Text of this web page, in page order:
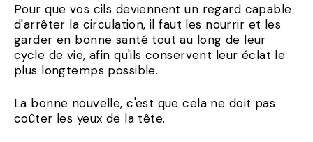
Pour que vos cils deviennent un regard capable
d'arrêter la circulation, il faut les nourrir et les
garder en bonne santé tout au long de leur
cycle de vie, afin qu'ils conservent leur éclat le
plus longtemps possible.
La bonne nouvelle, c'est que cela ne doit pas
coûter les yeux de la tête.